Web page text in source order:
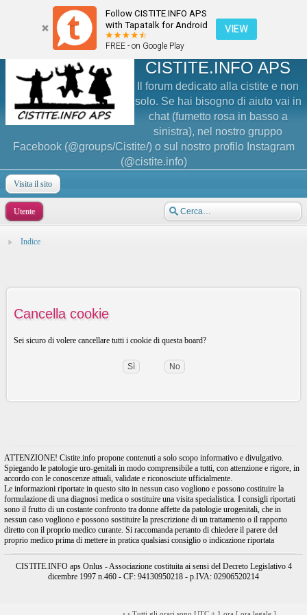
Follow CISTITE.INFO APS
with Tapatalk for Android
FREE - on Google Play
VIEW
CISTITE.INFO APS
Il forum dedicato alla cistite e non
solo. Se hai bisogno di aiuto vai in
chat (fumetto rosa in basso a
sinistra), nel nostro gruppo
Facebook (@groups/Cistite/) o sul nostro profilo Instagram
(@cistite.info)
Visita il sito
Utente
Indice
Cancella cookie
Sei sicuro di volere cancellare tutti i cookie di questa board?
ATTENZIONE! Cistite.info propone contenuti a solo scopo informativo e divulgativo.
Spiegando le patologie uro-genitali in modo comprensibile a tutti, con attenzione e rigore, in
accordo con le conoscenze attuali, validate e riconosciute ufficialmente.
Le informazioni riportate in questo sito in nessun caso vogliono e possono costituire la
formulazione di una diagnosi medica o sostituire una visita specialistica. I consigli riportati
sono il frutto di un costante confronto tra donne affette da patologie urogenitali, che in
nessun caso vogliono e possono sostituire la prescrizione di un trattamento o il rapporto
diretto con il proprio medico curante. Si raccomanda pertanto di chiedere il parere del
proprio medico prima di mettere in pratica qualsiasi consiglio o indicazione riportata
CISTITE.INFO aps Onlus - Associazione costituita ai sensi del Decreto Legislativo 4
dicembre 1997 n.460 - CF: 94130950218 - p.IVA: 02906520214